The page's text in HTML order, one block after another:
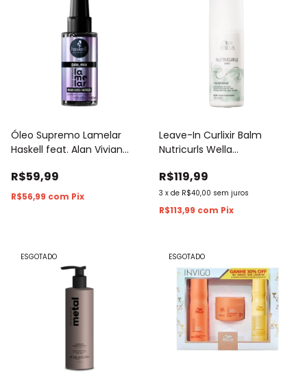
Óleo Supremo Lamelar
Haskell feat. Alan Vivian
R$59,99
R$56,99 com Pix
Leave-In Curlixir Balm
Nutricurls Wella
R$119,99
3 x de R$40,00 sem juros
R$113,99 com Pix
ESGOTADO ESGOTADO